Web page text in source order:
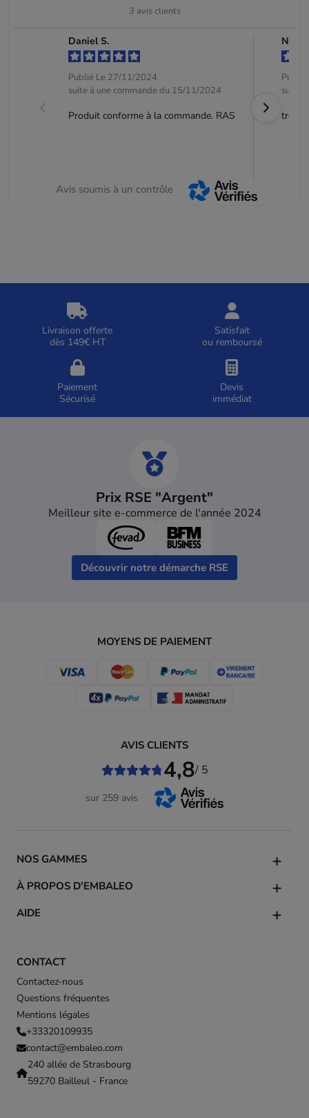
3 avis clients
Daniel S.
Publié Le 27/11/2024
suite à une commande du 15/11/2024
Produit conforme à la commande. RAS
suite
très
Avis soumis à un contrôle
Livraison offerte
dès 149€ HT
Satisfait
ou remboursé
Paiement
Sécurisé
Devis
immédiat
Prix RSE "Argent"
Meilleur site e-commerce de l'année 2024
Découvrir notre démarche RSE
MOYENS DE PAIEMENT
CONTACT
Contactez-nous
Questions fréquentes
Mentions légales
+33320109935
contact@embaleo.com
240 allée de Strasbourg
59270 Bailleul - France
NOS GAMMES
À PROPOS D'EMBALEO
AIDE
AVIS CLIENTS
4,8/ 5
sur 259 avis